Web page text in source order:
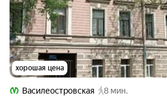
хорошая цена
Василеостровская
8 мин.